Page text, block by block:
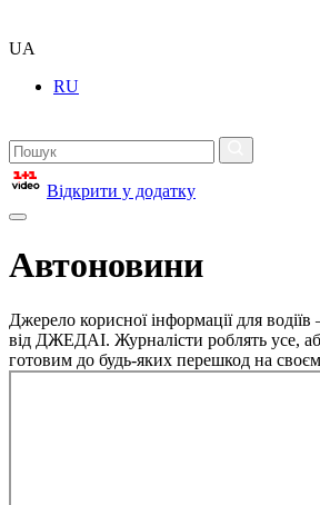
UA
RU
Відкрити у додатку
Автоновини
Джерело корисної інформації для
від ДЖЕДАІ. Журналісти роблять усе,
готовим до будь-яких перешкод на